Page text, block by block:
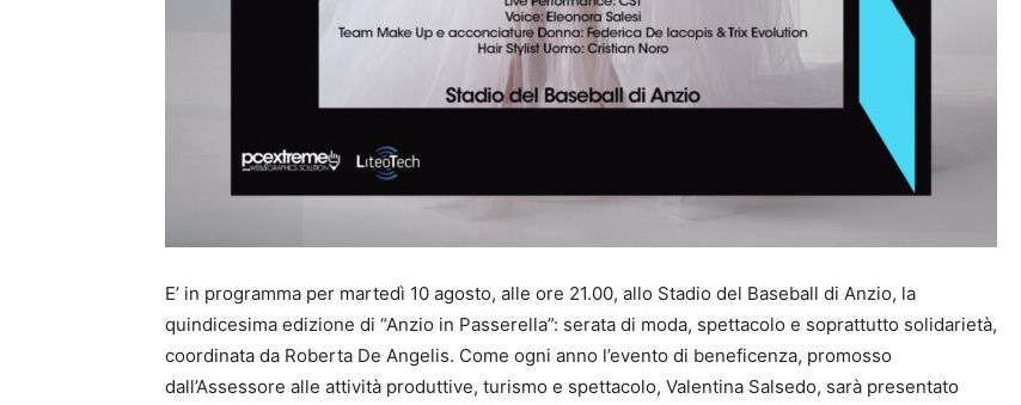
E’ in programma per martedì 10 agosto, alle ore 21.00, allo Stadio del Baseball di Anzio, la
quindicesima edizione di “Anzio in Passerella”: serata di moda, spettacolo e soprattutto solidarietà,
coordinata da Roberta De Angelis. Come ogni anno l’evento di beneficenza, promosso
dall’Assessore alle attività produttive, turismo e spettacolo, Valentina Salsedo, sarà presentato